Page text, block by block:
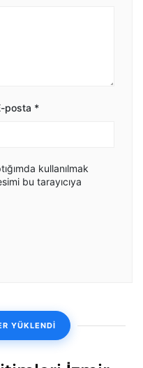
posta *
kullanılmak
bu tarayıcıya
YÜKLENDİ